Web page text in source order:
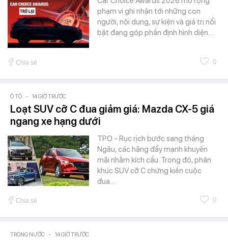
phạm vi ghi nhận tới những con
người, nội dung, sự kiện và giá trị nổi
bật đang góp phần định hình diện…
Chia sẻ 0
Ô TÔ - 14 GIỜ TRƯỚC
Loạt SUV cỡ C đua giảm giá: Mazda CX-5 giá
ngang xe hạng dưới
TPO - Rục rịch bước sang tháng
Ngâu, các hãng đẩy mạnh khuyến
mãi nhằm kích cầu. Trong đó, phân
khúc SUV cỡ C chứng kiến cuộc
đua…
Chia sẻ 0
TRONG NƯỚC - 14 GIỜ TRƯỚC